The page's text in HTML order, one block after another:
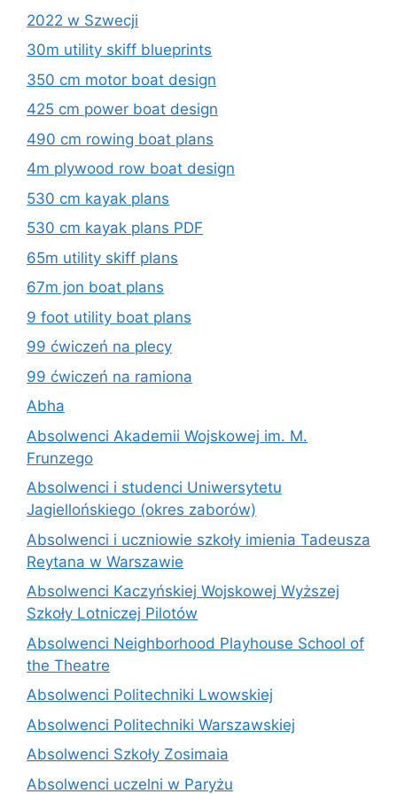
2022 w Szwecji
30m utility skiff blueprints
350 cm motor boat design
425 cm power boat design
490 cm rowing boat plans
4m plywood row boat design
530 cm kayak plans
530 cm kayak plans PDF
65m utility skiff plans
67m jon boat plans
9 foot utility boat plans
99 ćwiczeń na plecy
99 ćwiczeń na ramiona
Abha
Absolwenci Akademii Wojskowej im. M.
Frunzego
Absolwenci i studenci Uniwersytetu
Jagiellońskiego (okres zaborów)
Absolwenci i uczniowie szkoły imienia Tadeusza
Reytana w Warszawie
Absolwenci Kaczyńskiej Wojskowej Wyższej
Szkoły Lotniczej Pilotów
Absolwenci Neighborhood Playhouse School of
the Theatre
Absolwenci Politechniki Lwowskiej
Absolwenci Politechniki Warszawskiej
Absolwenci Szkoły Zosimaia
Absolwenci uczelni w Paryżu